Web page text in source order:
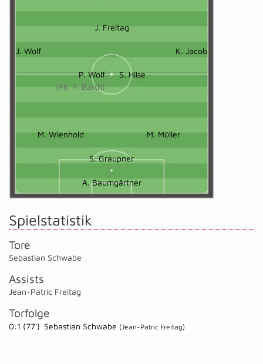
J. Freitag
J. Wolf K. Jacob
P. Wolf
(46' P. Barth)
S. Hilse
M. Wienhold M. Müller
S. Graupner
A. Baumgärtner
Spielstatistik
Tore
Sebastian Schwabe
Assists
Jean-Patric Freitag
Torfolge
0:1 (77') Sebastian Schwabe (Jean-Patric Freitag)